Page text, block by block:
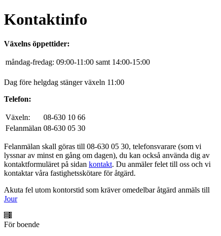
Kontaktinfo
Växelns öppettider:
måndag-fredag: 09:00-11:00 samt 14:00-15:00
Dag före helgdag stänger växeln 11:00
Telefon:
Växeln:
08-630 10 66
Felanmälan 08-630 05 30
Felanmälan skall göras till 08-630 05 30, telefonsvarare (som vi
lyssnar av minst en gång om dagen), du kan också använda dig av
kontaktformuläret på sidan kontakt. Du anmäler felet till oss och vi
kontaktar våra fastighetsskötare för åtgärd.
Akuta fel utom kontorstid som kräver omedelbar åtgärd anmäls till
Jour
För boende